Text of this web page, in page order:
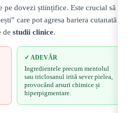
pe dovezi științifice. Este crucial să
care pot agresa bariera cutanată și
de studii clinice.
✓ ADEVĂR
Ingredientele precum mentolul
sau triclosanul irită sever pielea,
provocând arsuri chimice și
hiperpigmentare.